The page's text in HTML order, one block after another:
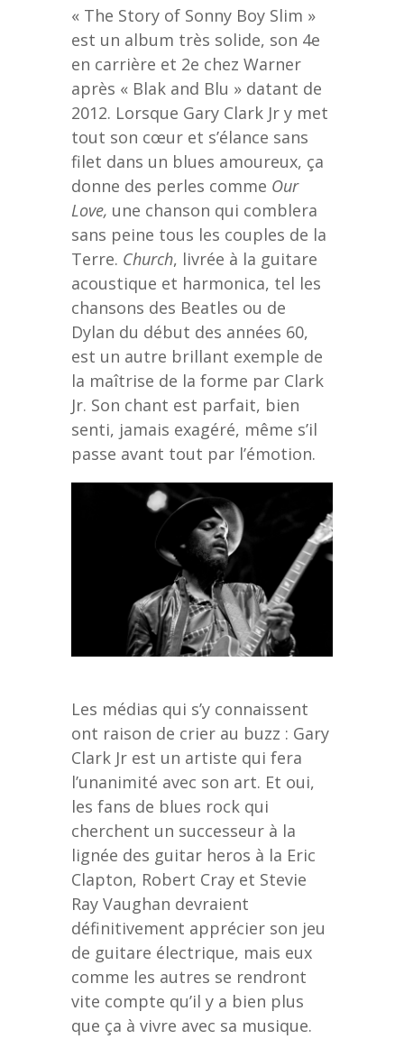
« The Story of Sonny Boy Slim »
est un album très solide, son 4e
en carrière et 2e chez Warner
après « Blak and Blu » datant de
2012. Lorsque Gary Clark Jr y met
tout son cœur et s’élance sans
filet dans un blues amoureux, ça
donne des perles comme Our
Love, une chanson qui comblera
sans peine tous les couples de la
Terre. Church, livrée à la guitare
acoustique et harmonica, tel les
chansons des Beatles ou de
Dylan du début des années 60,
est un autre brillant exemple de
la maîtrise de la forme par Clark
Jr. Son chant est parfait, bien
senti, jamais exagéré, même s’il
passe avant tout par l’émotion.
Les médias qui s’y connaissent
ont raison de crier au buzz : Gary
Clark Jr est un artiste qui fera
l’unanimité avec son art. Et oui,
les fans de blues rock qui
cherchent un successeur à la
lignée des guitar heros à la Eric
Clapton, Robert Cray et Stevie
Ray Vaughan devraient
définitivement apprécier son jeu
de guitare électrique, mais eux
comme les autres se rendront
vite compte qu’il y a bien plus
que ça à vivre avec sa musique.